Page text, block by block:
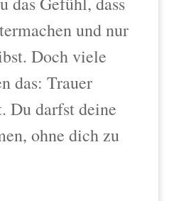
und nur
Doch viele
das: Trauer
Du darfst deine
ohne dich zu